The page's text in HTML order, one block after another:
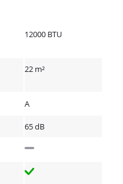
12000 BTU
22 m²
A
65 dB